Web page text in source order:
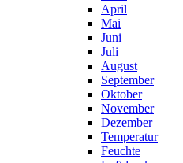
April
Mai
Juni
Juli
August
September
Oktober
November
Dezember
Temperatur
Feuchte